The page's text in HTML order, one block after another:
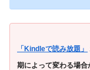
「Kindleで読み放題」
期によって変わる場合